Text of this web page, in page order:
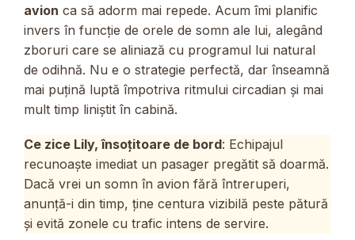
avion ca să adorm mai repede. Acum îmi planific
invers în funcție de orele de somn ale lui, alegând
zboruri care se aliniază cu programul lui natural
de odihnă. Nu e o strategie perfectă, dar înseamnă
mai puțină luptă împotriva ritmului circadian și mai
mult timp liniștit în cabină.
Ce zice Lily, însoțitoare de bord: Echipajul
recunoaște imediat un pasager pregătit să doarmă.
Dacă vrei un somn în avion fără întreruperi,
anunță-i din timp, ține centura vizibilă peste pătură
și evită zonele cu trafic intens de servire.